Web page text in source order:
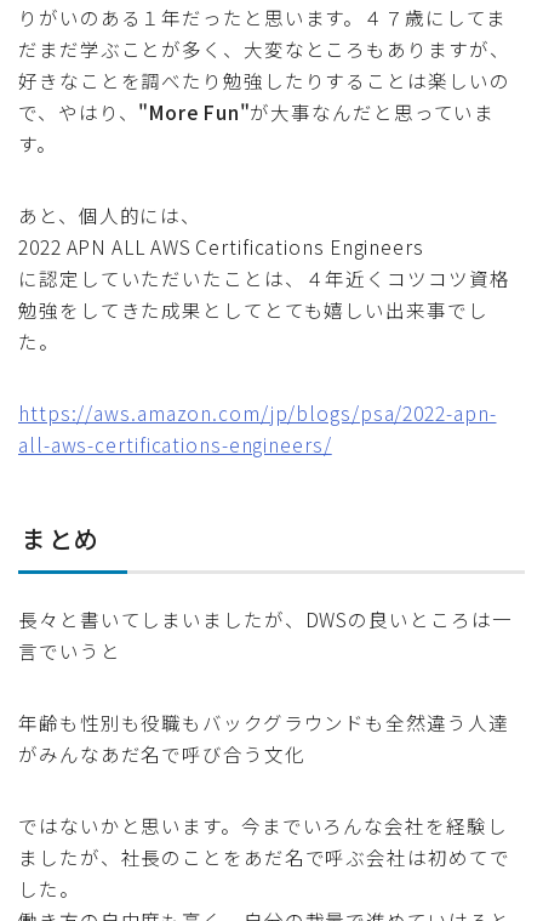
りがいのある１年だったと思います。４７歳にしてま
だまだ学ぶことが多く、大変なところもありますが、
好きなことを調べたり勉強したりすることは楽しいの
で、やはり、 "More Fun"が大事なんだと思っていま
す。
あと、個人的には、
2022 APN ALL AWS Certifications Engineers
に認定していただいたことは、４年近くコツコツ資格
勉強をしてきた成果としてとても嬉しい出来事でし
た。
https://aws.amazon.com/jp/blogs/psa/2022-apn-
all-aws-certifications-engineers/
まとめ
長々と書いてしまいましたが、DWSの良いところは一
言でいうと
年齢も性別も役職もバックグラウンドも全然違う人達
がみんなあだ名で呼び合う文化
ではないかと思います。今までいろんな会社を経験し
ましたが、社長のことをあだ名で呼ぶ会社は初めてで
した。